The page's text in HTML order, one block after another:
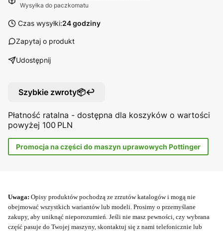
Wysyłka do paczkomatu
Czas wysyłki:24 godziny
Zapytaj o produkt
Udostępnij
Szybkie zwroty📦↩️
Płatność ratalna - dostępna dla koszyków o wartości
powyżej 100 PLN
Promocja na części do maszyn uprawowych Pottinger
Uwaga: Opisy produktów pochodzą ze zrzutów katalogów i mogą nie
obejmować wszystkich wariantów lub modeli. Prosimy o przemyślane
zakupy, aby uniknąć nieporozumień. Jeśli nie masz pewności, czy wybrana
część pasuje do Twojej maszyny, skontaktuj się z nami telefonicznie lub